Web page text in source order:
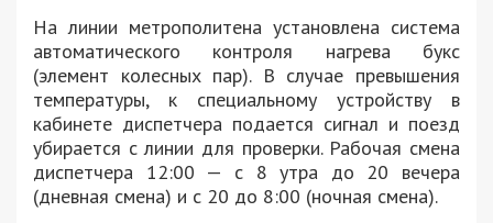
На линии метрополитена установлена ​​система
автоматического контроля нагрева букс
(элемент колесных пар). В случае превышения
температуры, к специальному устройству в
кабинете диспетчера подается сигнал и поезд
убирается с линии для проверки. Рабочая смена
диспетчера 12:00 — с 8 утра до 20 вечера
(дневная смена) и с 20 до 8:00 (ночная смена).